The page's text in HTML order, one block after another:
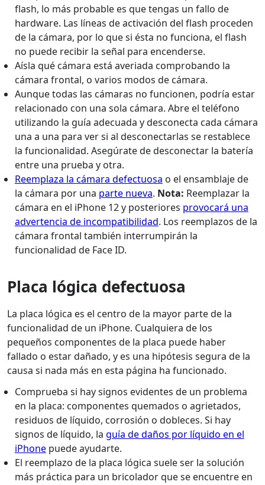
flash, lo más probable es que tengas un fallo de
hardware. Las líneas de activación del flash proceden
de la cámara, por lo que si ésta no funciona, el flash
no puede recibir la señal para encenderse.
Aísla qué cámara está averiada comprobando la
cámara frontal, o varios modos de cámara.
Aunque todas las cámaras no funcionen, podría estar
relacionado con una sola cámara. Abre el teléfono
utilizando la guía adecuada y desconecta cada cámara
una a una para ver si al desconectarlas se restablece
la funcionalidad. Asegúrate de desconectar la batería
entre una prueba y otra.
Reemplaza la cámara defectuosa o el ensamblaje de
la cámara por una parte nueva. Nota: Reemplazar la
cámara en el iPhone 12 y posteriores provocará una
advertencia de incompatibilidad. Los reemplazos de la
cámara frontal también interrumpirán la
funcionalidad de Face ID.
Placa lógica defectuosa
La placa lógica es el centro de la mayor parte de la
funcionalidad de un iPhone. Cualquiera de los
pequeños componentes de la placa puede haber
fallado o estar dañado, y es una hipótesis segura de la
causa si nada más en esta página ha funcionado.
Comprueba si hay signos evidentes de un problema
en la placa: componentes quemados o agrietados,
residuos de líquido, corrosión o dobleces. Si hay
signos de líquido, la guía de daños por líquido en el
iPhonepuede ayudarte.
El reemplazo de la placa lógica suele ser la solución
más práctica para un bricolador que se encuentre en